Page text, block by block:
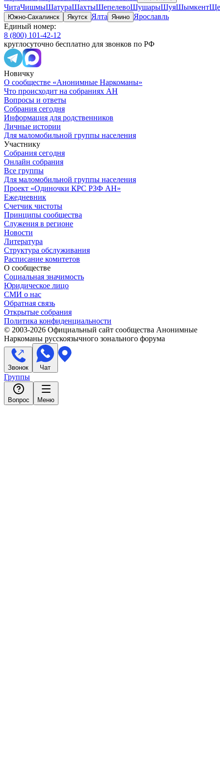
ЧитаЧишмыШатураШахтыШепелевоШушарыШуяШымкент
Южно-Сахалинск Якутск Ялта Янино Ярославль
Единый номер:
8 (800) 101-42-12
круглосуточно бесплатно для звонков по РФ
Новичку
О сообществе «Анонимные Наркоманы»
Что происходит на собраниях АН
Вопросы и ответы
Собрания сегодня
Информация для родственников
Личные истории
Для маломобильной группы населения
Участнику
Собрания сегодня
Онлайн собрания
Все группы
Для маломобильной группы населения
Проект «Одиночки КРС РЗФ АН»
Ежедневник
Счетчик чистоты
Принципы сообщества
Служения в регионе
Новости
Литература
Структура обслуживания
Расписание комитетов
О сообществе
Социальная значимость
Юридическое лицо
СМИ о нас
Обратная связь
Открытые собрания
Политика конфиденциальности
© 2003-2026 Официальный сайт сообщества Анонимные
Наркоманы русскоязычного зонального форума
Звонок Чат
Группы
Вопрос Меню